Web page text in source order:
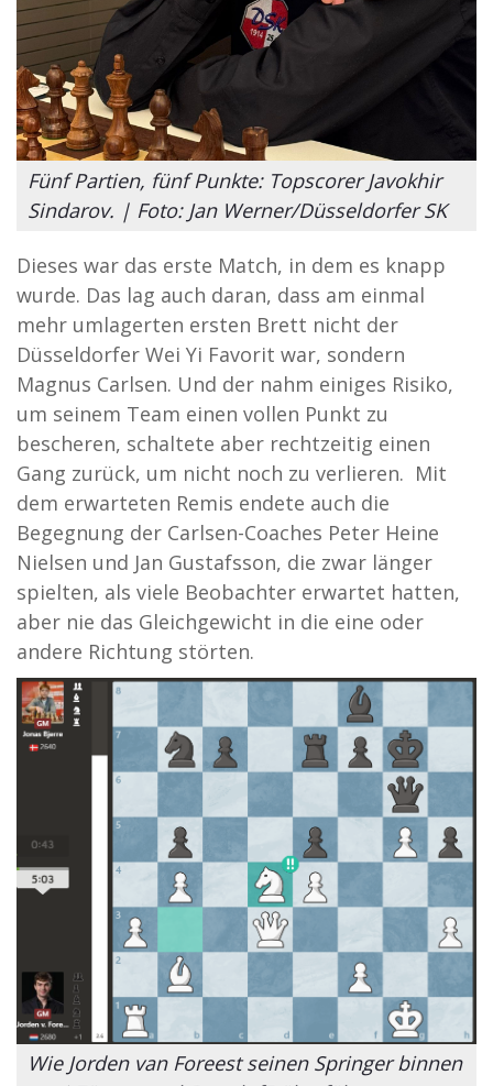
Fünf Partien, fünf Punkte: Topscorer Javokhir
Sindarov. | Foto: Jan Werner/Düsseldorfer SK
Dieses war das erste Match, in dem es knapp
wurde. Das lag auch daran, dass am einmal
mehr umlagerten ersten Brett nicht der
Düsseldorfer Wei Yi Favorit war, sondern
Magnus Carlsen. Und der nahm einiges Risiko,
um seinem Team einen vollen Punkt zu
bescheren, schaltete aber rechtzeitig einen
Gang zurück, um nicht noch zu verlieren. Mit
dem erwarteten Remis endete auch die
Begegnung der Carlsen-Coaches Peter Heine
Nielsen und Jan Gustafsson, die zwar länger
spielten, als viele Beobachter erwartet hatten,
aber nie das Gleichgewicht in die eine oder
andere Richtung störten.
Wie Jorden van Foreest seinen Springer binnen